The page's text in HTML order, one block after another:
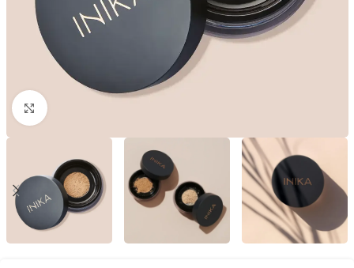
Spustelėkite, kad padidintumėte